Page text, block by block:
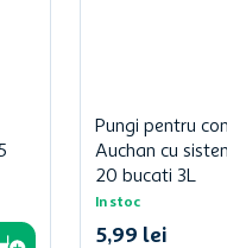
Pungi pentru
Auchan cu
20 bucati 3L
In stoc
5,99 lei